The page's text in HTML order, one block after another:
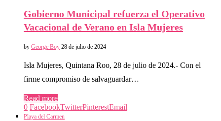
Gobierno Municipal refuerza el Operativo
Vacacional de Verano en Isla Mujeres
by George Boy 28 de julio de 2024
Isla Mujeres, Quintana Roo, 28 de julio de 2024.- Con el
firme compromiso de salvaguardar…
Read more
0 FacebookTwitterPinterestEmail
Playa del Carmen